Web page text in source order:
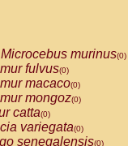
seniculus
(0)
(0)
(0)
(0)
lagothricha
lagothricha cana
calvus
Microcebus murinus(0)
fulvus(0)
macaco(0)
mongoz(0)
catta(0)
variegata(0)
senegalensis(0)